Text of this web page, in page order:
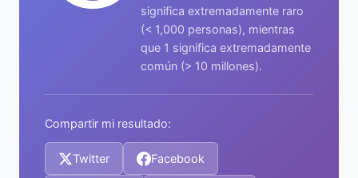
significa extremadamente raro
(< 1,000 personas), mientras
que 1 significa extremadamente
común (> 10 millones).
Compartir mi resultado:
Twitter Facebook